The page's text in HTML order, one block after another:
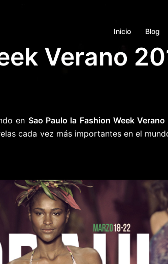
Inicio Blog
Verano
en Sao Paulo la Fashion Week
cada vez más importantes en el